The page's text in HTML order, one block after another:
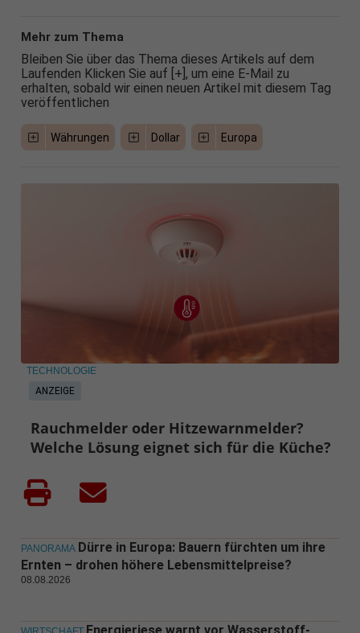
Mehr zum Thema
Bleiben Sie über das Thema dieses Artikels auf dem
Laufenden Klicken Sie auf [+], um eine E-Mail zu
erhalten, sobald wir einen neuen Artikel mit diesem Tag
veröffentlichen
Währungen Dollar Europa
ANZEIGE
TECHNOLOGIE
Rauchmelder oder Hitzewarnmelder?
Welche Lösung eignet sich für die Küche?
PANORAMA Dürre in Europa: Bauern fürchten um ihre
Ernten – drohen höhere Lebensmittelpreise?
08.08.2026
Energieriese warnt vor Wasserstoff-